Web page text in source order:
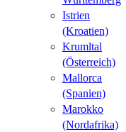
Istrien
(Kroatien)
Krumltal
(Österreich)
Mallorca
(Spanien)
Marokko
(Nordafrika)